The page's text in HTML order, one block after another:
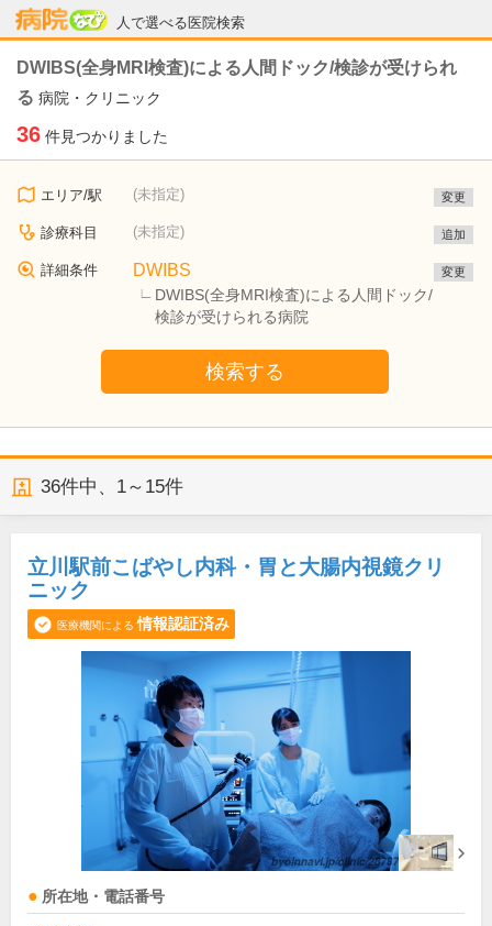
人で選べる医院検索
病院なび
DWIBS(全身MRI検査)による人間ドック/検診が受けられ
る 病院・クリニック
36 件見つかりました
エリア/駅 (未指定) 変更
診療科目 (未指定) 追加
詳細条件 DWIBS
DWIBS(全身MRI検査)による人間ドック/
検診が受けられる病院
変更
検索する
36件中、 1～15件
立川駅前こばやし内科・胃と大腸内視鏡クリ
ニック
医療機関による 情報認証済み
所在地・電話番号